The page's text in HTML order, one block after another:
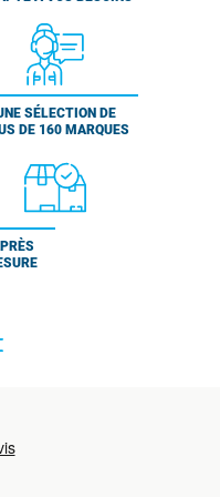
SÉLECTION DE
DE 160 MARQUES